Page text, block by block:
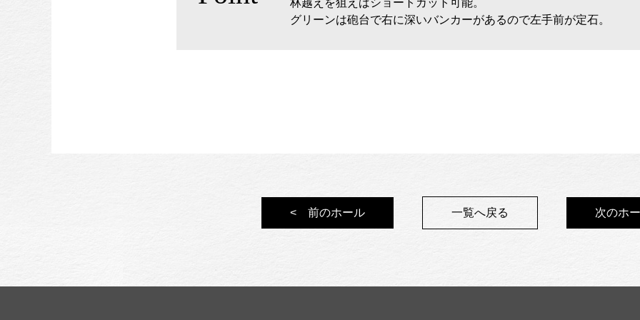
林越えを狙えばショートカット可能。
グリーンは砲台で右に深いバンカーがあるので左手前が定石。
< 前のホール 一覧へ戻る 次のホ